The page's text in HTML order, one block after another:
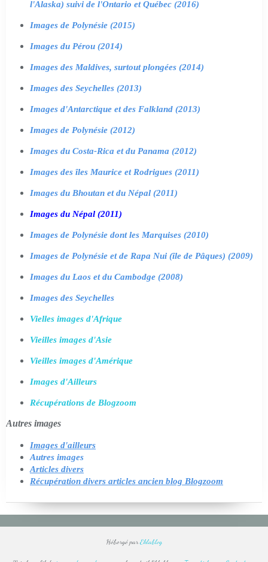
l'Alaska) suivi de l'Ontario et Québec (2016)
Images de Polynésie (2015)
Images du Pérou (2014)
Images des Maldives, surtout plongées (2014)
Images des Seychelles (2013)
Images d'Antarctique et des Falkland (2013)
Images de Polynésie (2012)
Images du Costa-Rica et du Panama (2012)
Images des îles Maurice et Rodrigues (2011)
Images du Bhoutan et du Népal (2011)
Images du Népal (2011)
Images de Polynésie dont les Marquises (2010)
Images de Polynésie et de Rapa Nui (île de Pâques) (2009)
Images du Laos et du Cambodge (2008)
Images des Seychelles
Vielles images d'Afrique
Vieilles images d'Asie
Vieilles images d'Amérique
Images d'Ailleurs
Récupérations de Blogzoom
Autres images
Images d'ailleurs
Autres images
Articles divers
Récupération divers articles ancien blog Blogzoom
Hébergé parEklablog